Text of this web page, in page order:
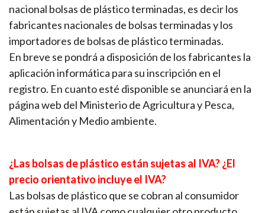
nacional bolsas de plástico terminadas, es decir los
fabricantes nacionales de bolsas terminadas y los
importadores de bolsas de plástico terminadas.
En breve se pondrá a disposición de los fabricantes la
aplicación informática para su inscripción en el
registro. En cuanto esté disponible se anunciará en la
página web del Ministerio de Agricultura y Pesca,
Alimentación y Medio ambiente.
¿Las bolsas de plástico están sujetas al IVA? ¿El
precio orientativo incluye el IVA?
Las bolsas de plástico que se cobran al consumidor